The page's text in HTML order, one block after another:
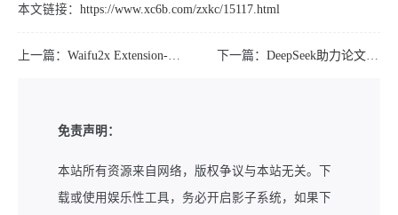
本文链接： https://www.xc6b.com/zxkc/15117.html
上一篇： Waifu2x Extension-GUI图片视频放大v3.127.01 下一篇：DeepSeek助力论文写作实战营
免责声明：
本站所有资源来自网络，版权争议与本站无关。下
载或使用娱乐性工具，务必开启影子系统，如果下